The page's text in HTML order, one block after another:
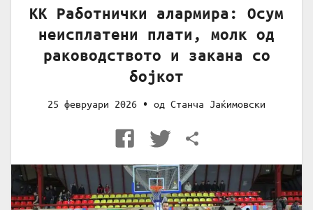
КК Работнички алармира: Осум
неисплатени плати, молк од
раководството и закана со
бојкот
25 февруари 2026 • од Станча Јаќимовски